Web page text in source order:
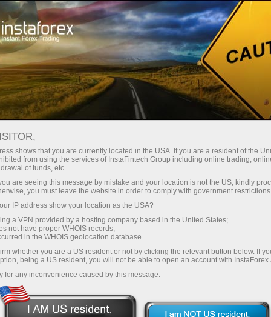
InstaForex
通过InstaForex获得真正竞争力的机
点差和手续费，以及股票和指数交
易的优惠条件
时可获得高达30%的奖金，并享受
其他促销活动和优惠
最低
每笔存款
30%奖金
交易速度
与赛道速度
您的专属礼物大奖
充值$333—选择价值高达$1,500的礼物
shows that you are currently located in the USA. If you are a resident of the
from using the services of InstaFintech Group including online trading,
of funds, etc.
are seeing this message by mistake and your location is not the US, kindly
you must leave the website in order to comply with government
IP address show your location as the USA?
a VPN provided by a hosting company based in the United States;
not have proper WHOIS records;
in the WHOIS geolocation database.
whether you are a US resident or not by clicking the relevant button below. If
being a US resident, you will not be able to open an account with InstaForex
for any inconvenience caused by this message.